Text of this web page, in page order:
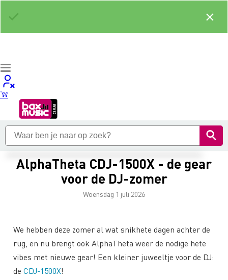
AlphaTheta CDJ-1500X - de gear
voor de DJ-zomer
Woensdag 1 juli 2026
We hebben deze zomer al wat snikhete dagen achter de
rug, en nu brengt ook AlphaTheta weer de nodige hete
vibes met nieuwe gear! Een kleiner juweeltje voor de DJ:
de CDJ-1500X!
×